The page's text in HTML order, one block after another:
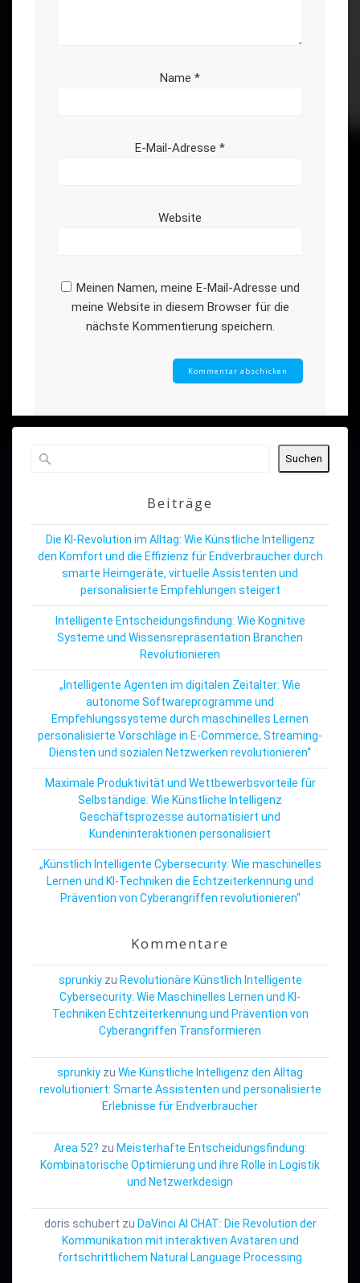
Name *
E-Mail-Adresse *
Website
Meinen Namen, meine E-Mail-Adresse und
meine Website in diesem Browser für die
nächste Kommentierung speichern.
Suchen
Beiträge
Die KI-Revolution im Alltag: Wie Künstliche Intelligenz
den Komfort und die Effizienz für Endverbraucher durch
smarte Heimgeräte, virtuelle Assistenten und
personalisierte Empfehlungen steigert
Intelligente Entscheidungsfindung: Wie Kognitive
Systeme und Wissensrepräsentation Branchen
Revolutionieren
„Intelligente Agenten im digitalen Zeitalter: Wie
autonome Softwareprogramme und
Empfehlungssysteme durch maschinelles Lernen
personalisierte Vorschläge in E-Commerce, Streaming-
Diensten und sozialen Netzwerken revolutionieren“
Maximale Produktivität und Wettbewerbsvorteile für
Selbständige: Wie Künstliche Intelligenz
Geschäftsprozesse automatisiert und
Kundeninteraktionen personalisiert
„Künstlich Intelligente Cybersecurity: Wie maschinelles
Lernen und KI-Techniken die Echtzeiterkennung und
Prävention von Cyberangriffen revolutionieren“
Kommentare
sprunkiyzu Revolutionäre Künstlich Intelligente
Cybersecurity: Wie Maschinelles Lernen und KI-
Techniken Echtzeiterkennung und Prävention von
Cyberangriffen Transformieren
sprunkiy zu Wie Künstliche Intelligenz den Alltag
revolutioniert: Smarte Assistenten und personalisierte
Erlebnisse für Endverbraucher
Area 52? zu Meisterhafte Entscheidungsfindung:
Kombinatorische Optimierung und ihre Rolle in Logistik
und Netzwerkdesign
doris schubert zu DaVinci AI CHAT: Die Revolution der
Kommunikation mit interaktiven Avataren und
fortschrittlichem Natural Language Processing